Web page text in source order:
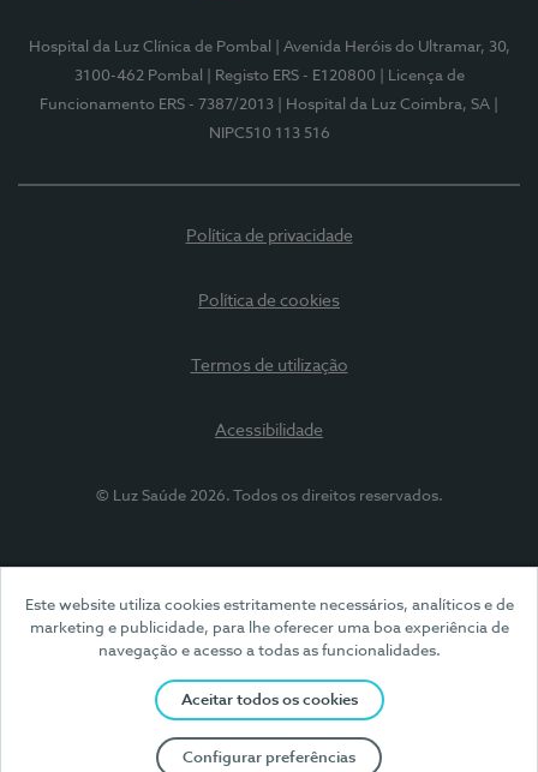
Este website utiliza cookies estritamente necessários, analíticos e de
marketing e publicidade, para lhe oferecer uma boa experiência de
navegação e acesso a todas as funcionalidades.
Aceitar todos os cookies
Configurar preferências
Hospital da Luz Clínica de Pombal
| Avenida Heróis do Ultramar, 30,
3100-462 Pombal
| Registo ERS - E120800
| Licença de
Funcionamento ERS - 7387/2013
| Hospital da Luz Coimbra, SA
NIPC510 113 516
Política de privacidade
Política de cookies
Termos de utilização
Acessibilidade
© Luz Saúde 2026. Todos os direitos reservados.